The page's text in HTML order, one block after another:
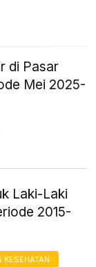
di Pasar
Mei 2025-
Laki-Laki
2015-
KESEHATAN